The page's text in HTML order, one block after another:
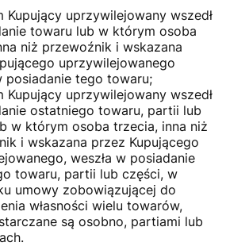
Kupujący uprzywilejowany wszedł
towaru lub w którym osoba
niż przewoźnik i wskazana
uprzywilejowanego
posiadanie tego towaru;
Kupujący uprzywilejowany wszedł
ostatniego towaru, partii lub
w którym osoba trzecia, inna niż
i wskazana przez Kupującego
weszła w posiadanie
towaru, partii lub części, w
umowy zobowiązującej do
własności wielu towarów,
są osobno, partiami lub